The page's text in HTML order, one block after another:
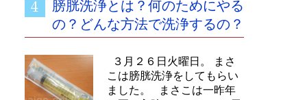
膀胱洗浄とは？何のためにやる
の？どんな方法で洗浄するの？
３月２６日火曜日。 まさ
こは膀胱洗浄をしてもらい
ました。 まさこは一昨年